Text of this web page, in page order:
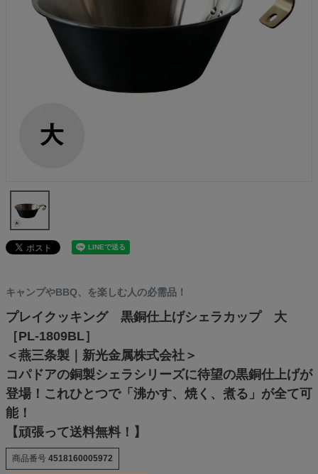
キャンプやBBQ、を楽しむ人の必需品！
プレイクッキング 黒銅仕上げシェラカップ 大
［PL-1809BL］
＜燕三条製｜新光金属株式会社＞
コパドアの銅製シェラシリーズに待望の黒銅仕上げが
登場！これひとつで「沸かす、焼く、煮る」が全て可
能！
【頑張って送料無料！】
商品番号 4518160005972